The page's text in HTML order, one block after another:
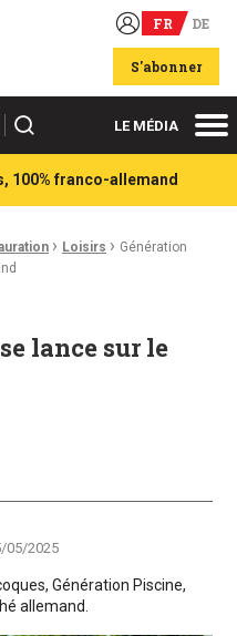
FR DE
S'abonner
Rechercher LE MÉDIA
100% franco-allemand
› Loisirs › Génération
lance sur le
05/2025
Génération Piscine,
allemand.